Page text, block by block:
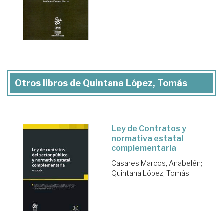
Otros libros de Quintana López, Tomás
Ley de Contratos y
normativa estatal
complementaria
Casares Marcos, Anabelén;
Quintana López, Tomás